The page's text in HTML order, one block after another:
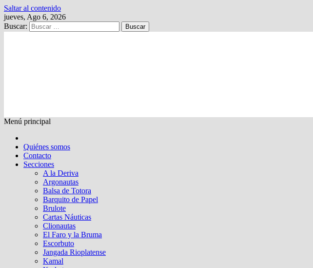
Saltar al contenido
jueves, Ago 6, 2026
Buscar:
Menú principal
Quiénes somos
Contacto
Secciones
A la Deriva
Argonautas
Balsa de Totora
Barquito de Papel
Brulote
Cartas Náuticas
Clionautas
El Faro y la Bruma
Escorbuto
Jangada Rioplatense
Kamal